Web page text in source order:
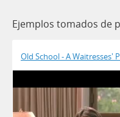
Ejemplos tomados de
Old School - A Waitresses'